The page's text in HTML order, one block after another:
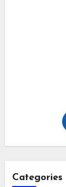
Categories